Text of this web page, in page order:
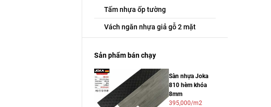
Tấm nhựa ốp tường
Vách ngăn nhựa giả gỗ 2 mặt
Sản phẩm bán chạy
Sàn nhựa Joka
810 hèm khóa
8mm
395,000/m2